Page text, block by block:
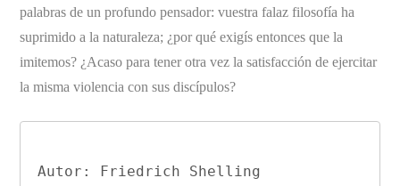
palabras de un profundo pensador: vuestra falaz filosofía ha
suprimido a la naturaleza; ¿por qué exigís entonces que la
imitemos? ¿Acaso para tener otra vez la satisfacción de ejercitar
la misma violencia con sus discípulos?
Autor: Friedrich Shelling